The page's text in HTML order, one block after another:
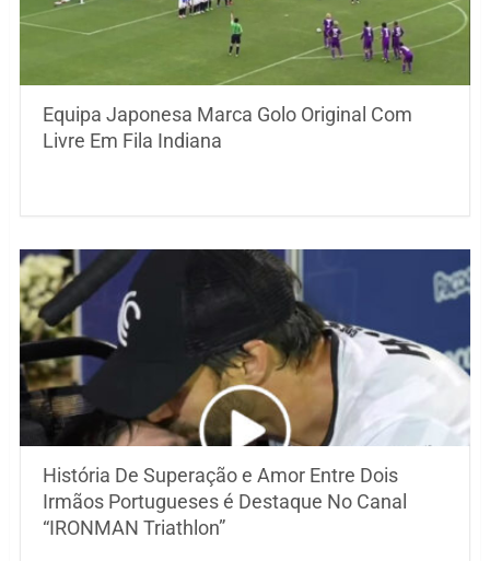
Equipa Japonesa Marca Golo Original Com
Livre Em Fila Indiana
História De Superação e Amor Entre Dois
Irmãos Portugueses é Destaque No Canal
“IRONMAN Triathlon”